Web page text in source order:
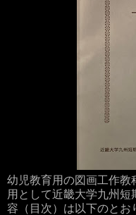
幼児教育用の図画工作教
用として近畿大学九州
容（目次）は以下のとお